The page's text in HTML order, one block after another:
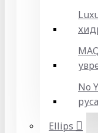
No
Ellips